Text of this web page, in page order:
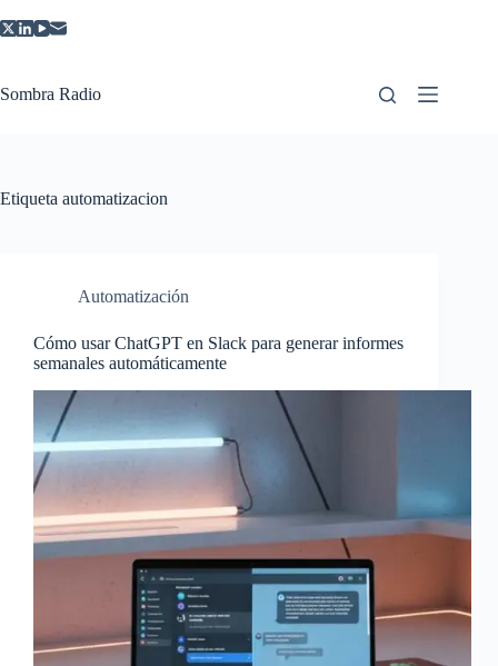
al
Sombra Radio
Etiqueta automatizacion
Automatización
Cómo usar ChatGPT en Slack para generar informes
semanales automáticamente